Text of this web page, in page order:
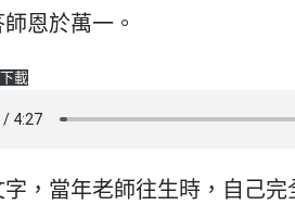
恩於萬一。
下載
，當年老師往生時，自己